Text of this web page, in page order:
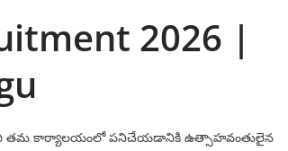
2026 |
కార్యాలయంలో పనిచేయడానికి ఉత్సాహవంతులైన